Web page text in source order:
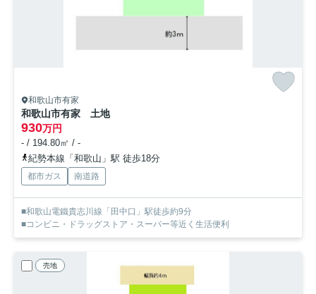
和歌山市有家
和歌山市有家 土地
930万円
- / 194.80㎡ / -
紀勢本線「和歌山」駅 徒歩18分
都市ガス 南道路
■和歌山電鐵貴志川線「田中口」駅徒歩約9分
■コンビニ・ドラッグストア・スーパー等近く生活便利
売地